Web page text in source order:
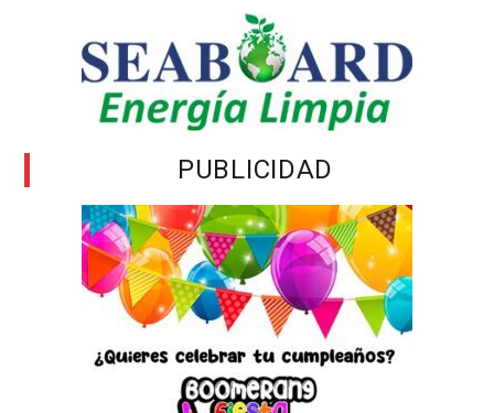
PUBLICIDAD